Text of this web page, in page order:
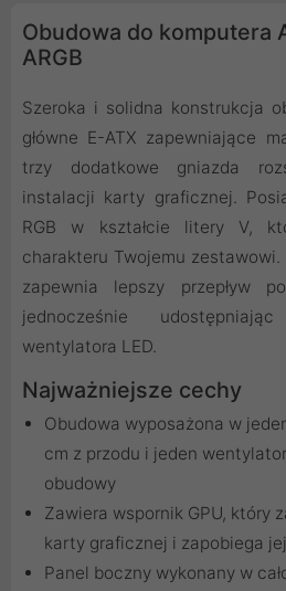
Obudowa do komputera
ARGB
Szeroka i solidna konstrukcja
główne E-ATX zapewniające
trzy dodatkowe gniazda
instalacji karty graficznej.
RGB w kształcie litery V,
charakteru Twojemu
zapewnia lepszy przepływ
jednocześnie
wentylatora LED.
Najważniejsze cechy
Obudowa wyposażona w
cm z przodu i jeden wentylator
obudowy
Zawiera wspornik GPU, który
karty graficznej i zapobiega
Panel boczny wykonany w